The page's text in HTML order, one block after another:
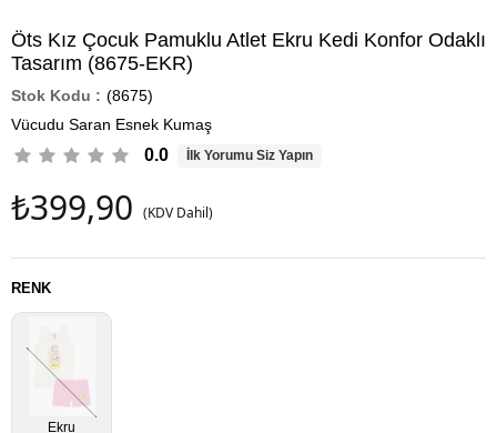
Öts Kız Çocuk Pamuklu Atlet Ekru Kedi Konfor Odaklı
Tasarım (8675-EKR)
(8675)
Vücudu Saran Esnek Kumaş
0.0 İlk Yorumu Siz Yapın
₺399,90 (KDV Dahil)
RENK
Ekru